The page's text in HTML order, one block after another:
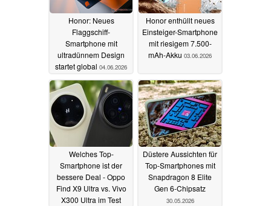
Honor: Neues
Flaggschiff-
Smartphone mit
ultradünnem Design
startet global 04.06.2026
Honor enthüllt neues
Einsteiger-Smartphone
mit riesigem 7.500-
mAh-Akku 03.06.2026
Welches Top-
Smartphone ist der
bessere Deal - Oppo
Find X9 Ultra vs. Vivo
X300 Ultra im Test
Düstere Aussichten für
Top-Smartphones mit
Snapdragon 8 Elite
Gen 6-Chipsatz
30.05.2026